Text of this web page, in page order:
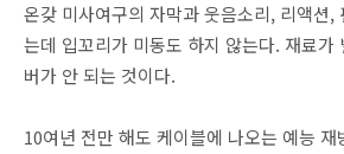
온갖 미사여구의 자막과 웃음소리, 리액션,
는데 입꼬리가 미동도 하지 않는다. 재료가
버가 안 되는 것이다.
10여년 전만 해도 케이블에 나오는 예능 재